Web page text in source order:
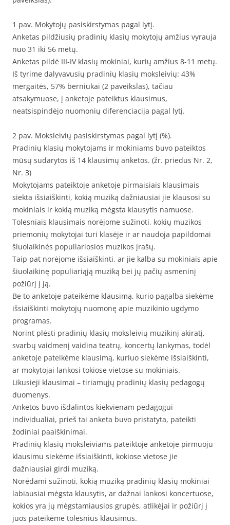
1 pav. Mokytojų pasiskirstymas pagal lytį.
Anketas pildžiusių pradinių klasių mokytojų amžius vyrauja
nuo 31 iki 56 metų.
Anketas pildė III-IV klasių mokiniai, kurių amžius 8-11 metų.
Iš tyrime dalyvavusių pradinių klasių moksleivių: 43%
mergaitės, 57% berniukai (2 paveikslas), tačiau
atsakymuose, į anketoje pateiktus klausimus,
neatsispindėjo nuomonių diferenciacija pagal lytį.
2 pav. Moksleivių pasiskirstymas pagal lytį (%).
Pradinių klasių mokytojams ir mokiniams buvo pateiktos
mūsų sudarytos iš 14 klausimų anketos. (žr. priedus Nr. 2,
Nr. 3)
Mokytojams pateiktoje anketoje pirmaisiais klausimais
siekta išsiaiškinti, kokią muziką dažniausiai jie klausosi su
mokiniais ir kokią muziką mėgsta klausytis namuose.
Tolesniais klausimais norėjome sužinoti, kokių muzikos
priemonių mokytojai turi klasėje ir ar naudoja papildomai
šiuolaikinės populiariosios muzikos įrašų.
Taip pat norėjome išsiaiškinti, ar jie kalba su mokiniais apie
šiuolaikinę populiariąją muziką bei jų pačių asmeninį
požiūrį į ją.
Be to anketoje pateikėme klausimą, kurio pagalba siekėme
išsiaiškinti mokytojų nuomonę apie muzikinio ugdymo
programas.
Norint plėsti pradinių klasių moksleivių muzikinį akiratį,
svarbų vaidmenį vaidina teatrų, koncertų lankymas, todėl
anketoje pateikėme klausimą, kuriuo siekėme išsiaiškinti,
ar mokytojai lankosi tokiose vietose su mokiniais.
Likusieji klausimai – tiriamųjų pradinių klasių pedagogų
duomenys.
Anketos buvo išdalintos kiekvienam pedagogui
individualiai, prieš tai anketa buvo pristatyta, pateikti
žodiniai paaiškinimai.
Pradinių klasių moksleiviams pateiktoje anketoje pirmuoju
klausimu siekėme išsiaiškinti, kokiose vietose jie
dažniausiai girdi muziką.
Norėdami sužinoti, kokią muziką pradinių klasių mokiniai
labiausiai mėgsta klausytis, ar dažnai lankosi koncertuose,
kokios yra jų mėgstamiausios grupės, atlikėjai ir požiūrį į
juos pateikėme tolesnius klausimus.